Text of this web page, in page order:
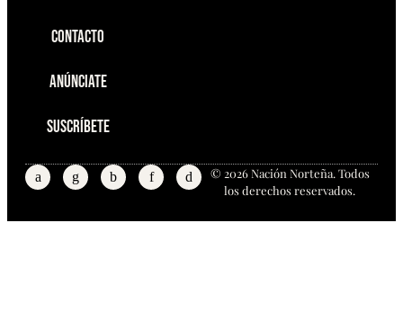
Contacto
Anúnciate
Suscríbete
© 2026 Nación Norteña. Todos
los derechos reservados.